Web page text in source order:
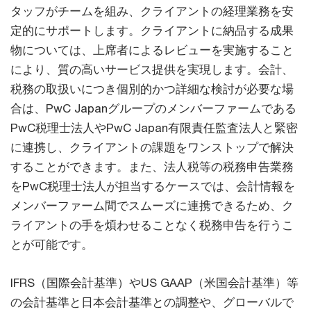
タッフがチームを組み、クライアントの経理業務を安
定的にサポートします。クライアントに納品する成果
物については、上席者によるレビューを実施すること
により、質の高いサービス提供を実現します。会計、
税務の取扱いにつき個別的かつ詳細な検討が必要な場
合は、PwC Japanグループのメンバーファームである
PwC税理士法人やPwC Japan有限責任監査法人と緊密
に連携し、クライアントの課題をワンストップで解決
することができます。また、法人税等の税務申告業務
をPwC税理士法人が担当するケースでは、会計情報を
メンバーファーム間でスムーズに連携できるため、ク
ライアントの手を煩わせることなく税務申告を行うこ
とが可能です。
IFRS（国際会計基準）やUS GAAP（米国会計基準）等
の会計基準と日本会計基準との調整や、グローバルで